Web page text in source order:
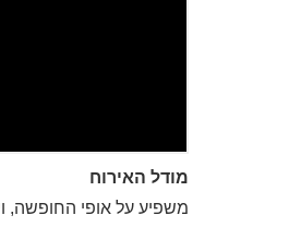
מודל האירוח
משפיע על אופי החופשה,